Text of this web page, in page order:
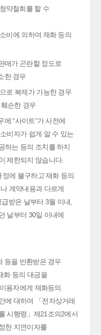
약철회를 할 수
비에 의하여 재화 등의
매가 곤란할 정도로
한 경우
로 복제가 가능한 경우
손한 경우
“사이트”가 사전에
비자가 쉽게 알 수 있는
하는 등의 조치를 하지
제한되지 않습니다.
에 불구하고 재화 등의
계약내용과 다르게
받은 날부터 3월 이내,
날부터 30일 이내에
등을 반환받은 경우
화 등의 대금을
용자에게 재화등의
에 대하여 「전자상거래
시행령」제21조의2에서
한 지연이자를